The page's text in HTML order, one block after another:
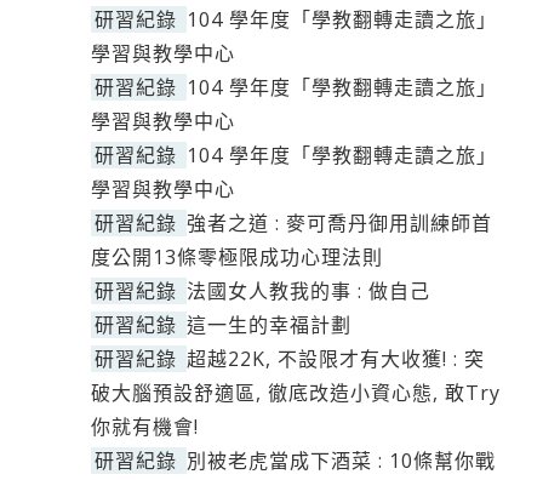
研習紀錄 104 學年度「學教翻轉走讀之旅」
學習與教學中心
研習紀錄 104 學年度「學教翻轉走讀之旅」
學習與教學中心
研習紀錄 104 學年度「學教翻轉走讀之旅」
學習與教學中心
研習紀錄 強者之道 : 麥可喬丹御用訓練師首
度公開13條零極限成功心理法則
研習紀錄 法國女人教我的事 : 做自己
研習紀錄 這一生的幸福計劃
研習紀錄 超越22K, 不設限才有大收獲! : 突
破大腦預設舒適區, 徹底改造小資心態, 敢Try
你就有機會!
研習紀錄 別被老虎當成下酒菜 : 10條幫你戰